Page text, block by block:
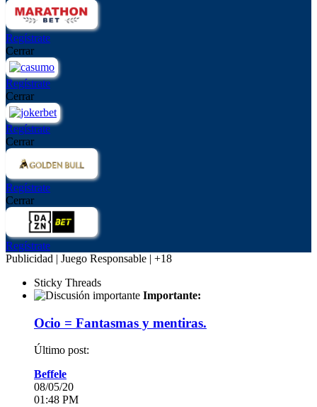
Regístrate
Cerrar
Regístrate
Cerrar
Regístrate
Cerrar
Regístrate
Cerrar
Regístrate
Publicidad | Juego Responsable | +18
Sticky Threads
Importante:
Ocio = Fantasmas y mentiras.
Último post:
Beffele
08/05/20
01:48 PM